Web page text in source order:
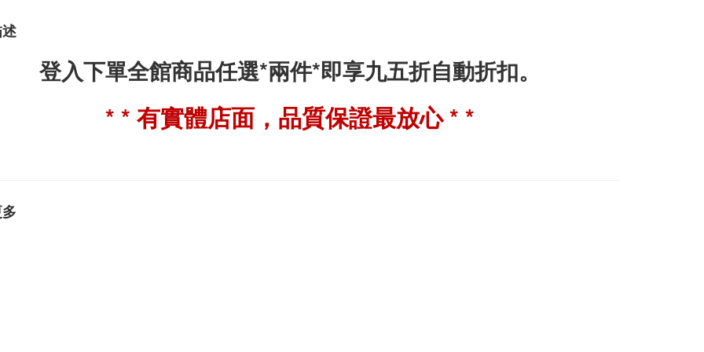
登入下單全館商品任選*兩件*即享九五折自動折扣。
* * 有實體店面，品質保證最放心 * *